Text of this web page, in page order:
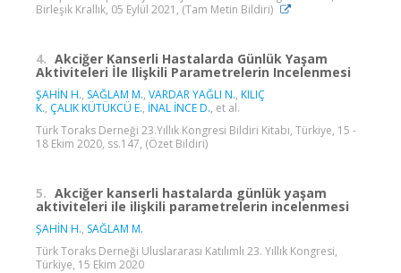
Birleşik Krallık, 05 Eylül 2021, (Tam Metin Bildiri)
4. Akciğer Kanserli Hastalarda Günlük Yaşam
Aktiviteleri İle Ilişkili Parametrelerin Incelenmesi
ŞAHİN H., SAĞLAM M., VARDAR YAĞLI N., KILIÇ
K., ÇALIK KÜTÜKCÜ E., İNAL İNCE D., et al.
Türk Toraks Derneği 23.Yıllık Kongresi Bildiri Kitabı, Türkiye, 15 -
18 Ekim 2020, ss.147, (Özet Bildiri)
5. Akciğer kanserli hastalarda günlük yaşam
aktiviteleri ile ilişkili parametrelerin incelenmesi
ŞAHİN H., SAĞLAM M.
Türk Toraks Derneği Uluslararası Katılımlı 23. Yıllık Kongresi,
Türkiye, 15 Ekim 2020